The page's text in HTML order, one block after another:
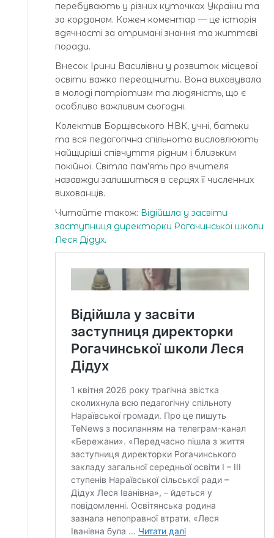
перебувають у різних куточках України та
за кордоном. Кожен коментар — це історія
вдячності за отримані знання та життєві
поради.
Внесок Ірини Василівни у розвиток місцевої
освіти важко переоцінити. Вона виховувала
в молоді патріотизм та людяність, що є
особливо важливим сьогодні.
Колектив Борщівського НВК, учні, батьки
та вся педагогічна спільнота висловлюють
найщиріші співчуття рідним і близьким
покійної. Світла пам’ять про вчителя
назавжди залишиться в серцях її численних
вихованців.
Читайте також: Відійшла у засвіти
заступниця директорки Рогачинської школи
Леся Дідух.